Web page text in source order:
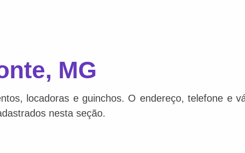
MG
locadoras e guinchos. O endereço, telefone e
nesta seção.